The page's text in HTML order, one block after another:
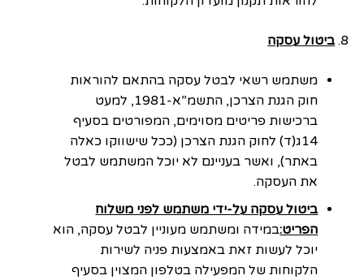
ביטול עסקה
משתמש רשאי לבטל עסקה בהתאם להוראות
חוק הגנת הצרכן, התשמ”א-1981, למעט
ברכישות פריטים מסוימים, המפורטים בסעיף
14ג(ד) לחוק הגנת הצרכן (ככל שישווקו כאלה
באתר), ואשר בעניינם לא יוכל המשתמש לבטל
את העסקה.
ביטול עסקה על-ידי משתמש לפני משלוח
הפריט:במידה ומשתמש מעוניין לבטל עסקה, הוא
יוכל לעשות זאת באמצעות פניה לשירות
הלקוחות של המפעילה בטלפון המצוין בסעיף